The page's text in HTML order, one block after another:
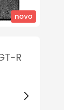
novo
R